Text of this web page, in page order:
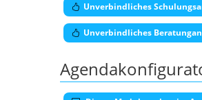
Unverbindliches
Unverbindliches